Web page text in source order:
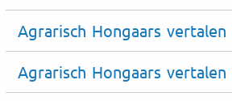
Agrarisch Hongaars vertalen
Agrarisch Hongaars vertalen